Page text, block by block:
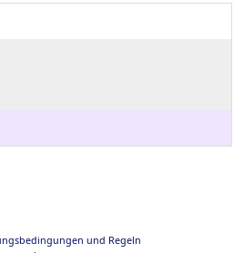
und Regeln